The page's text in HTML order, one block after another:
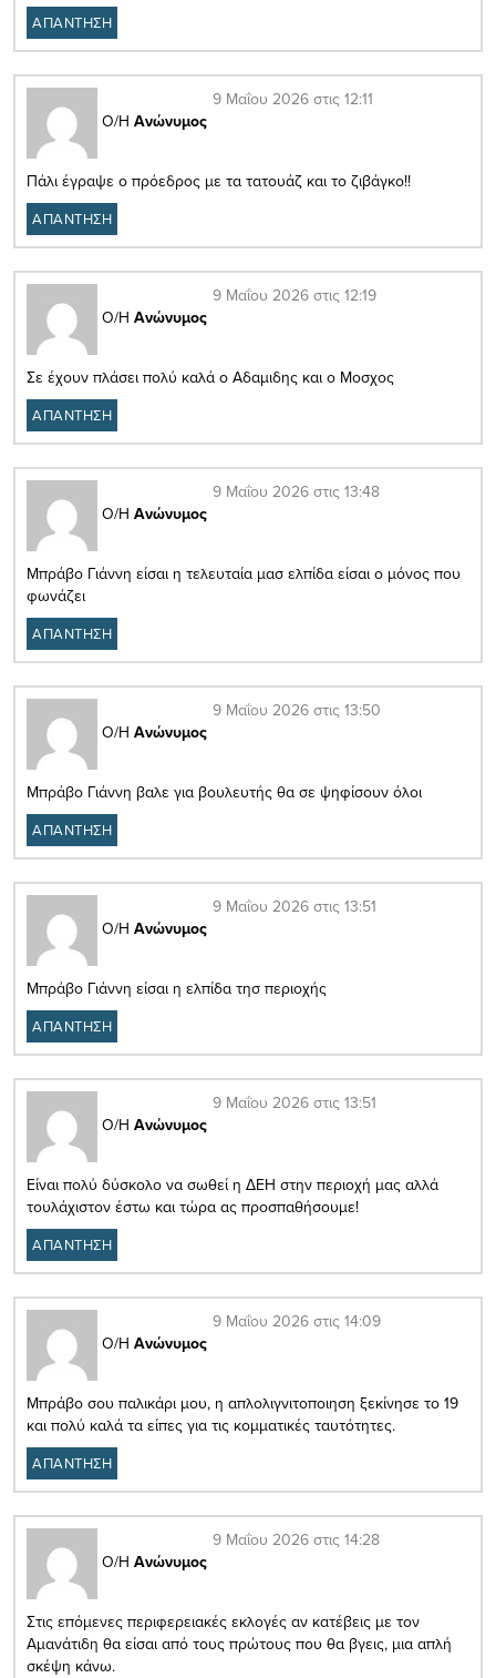
ΑΠΑΝΤΗΣΗ
Ο/Η Ανώνυμος
9 Μαΐου 2026 στις 12:11
Πάλι έγραψε ο πρόεδρος με τα τατουάζ και το ζιβάγκο!!
ΑΠΑΝΤΗΣΗ
Ο/Η Ανώνυμος
9 Μαΐου 2026 στις 12:19
Σε έχουν πλάσει πολύ καλά ο Αδαμιδης και ο Μοσχος
ΑΠΑΝΤΗΣΗ
Ο/Η Ανώνυμος
9 Μαΐου 2026 στις 13:48
Μπράβο Γιάννη είσαι η τελευταία μασ ελπίδα είσαι ο μόνος που
φωνάζει
ΑΠΑΝΤΗΣΗ
Ο/Η Ανώνυμος
9 Μαΐου 2026 στις 13:50
Μπράβο Γιάννη βαλε για βουλευτής θα σε ψηφίσουν όλοι
ΑΠΑΝΤΗΣΗ
Ο/Η Ανώνυμος
9 Μαΐου 2026 στις 13:51
Μπράβο Γιάννη είσαι η ελπίδα τησ περιοχής
ΑΠΑΝΤΗΣΗ
Ο/Η Ανώνυμος
9 Μαΐου 2026 στις 13:51
Είναι πολύ δύσκολο να σωθεί η ΔΕΗ στην περιοχή μας αλλά
τουλάχιστον έστω και τώρα ας προσπαθήσουμε!
ΑΠΑΝΤΗΣΗ
Ο/Η Ανώνυμος
9 Μαΐου 2026 στις 14:09
Μπράβο σου παλικάρι μου, η απλολιγνιτοποιηση ξεκίνησε το 19
και πολύ καλά τα είπες για τις κομματικές ταυτότητες.
ΑΠΑΝΤΗΣΗ
Ο/Η Ανώνυμος
9 Μαΐου 2026 στις 14:28
Στις επόμενες περιφερειακές εκλογές αν κατέβεις με τον
Αμανάτιδη θα είσαι από τους πρώτους που θα βγεις, μια απλή
σκέψη κάνω.